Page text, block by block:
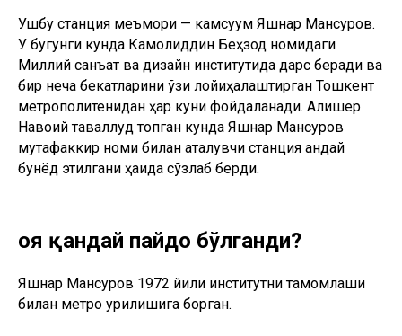
Ушбу станция меъмори — камсуқум Яшнар Мансуров.
У бугунги кунда Камолиддин Беҳзод номидаги
Миллий санъат ва дизайн институтида дарс беради ва
бир неча бекатларини ўзи лойиҳалаштирган Тошкент
метрополитенидан ҳар куни фойдаланади. Алишер
Навоий таваллуд топган кунда Яшнар Мансуров
мутафаккир номи билан аталувчи станция қандай
бунёд этилгани ҳақида сўзлаб берди.
Ғоя қандай пайдо бўлганди?
Яшнар Мансуров 1972 йили институтни тамомлаши
билан метро қурилишига борган.